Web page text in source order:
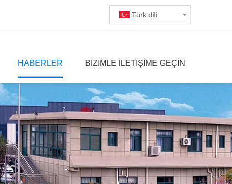
Türk dili
HABERLER BIZIMLE ILETIŞIME GEÇIN